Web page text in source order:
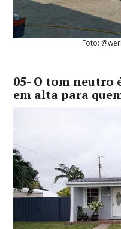
Foto:
05- O tom neutro
em alta para